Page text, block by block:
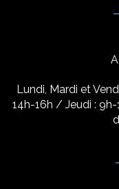
Lundi, Mardi et
14h-16h / Jeudi :